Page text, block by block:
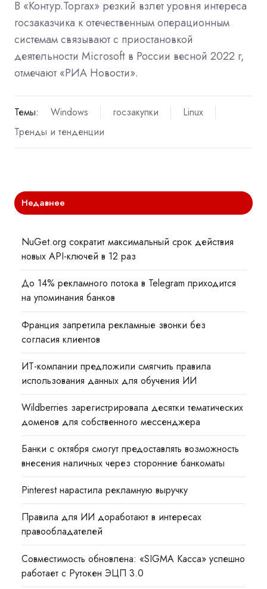
В «Контур.Торгах» резкий взлет уровня интереса
госзаказчика к отечественным операционным
системам связывают с приостановкой
деятельности Microsoft в России весной 2022 г,
отмечают «РИА Новости».
Темы: Windows госзакупки
Linux
Тренды и тенденции
Недавнее
NuGet.org сократит максимальный срок действия
новых API-ключей в 12 раз
До 14% рекламного потока в Telegram приходится
на упоминания банков
Франция запретила рекламные звонки без
согласия клиентов
ИТ-компании предложили смягчить правила
использования данных для обучения ИИ
Wildberries зарегистрировала десятки тематических
доменов для собственного мессенджера
Банки с октября смогут предоставлять возможность
внесения наличных через сторонние банкоматы
Pinterest нарастила рекламную выручку
Правила для ИИ доработают в интересах
правообладателей
Совместимость обновлена: «SIGMA Касса» успешно
работает с Рутокен ЭЦП 3.0